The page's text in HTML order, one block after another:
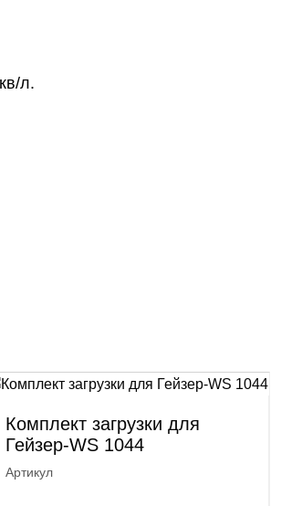
л.
Комплект загрузки для
Гейзер-WS 1044
Артикул